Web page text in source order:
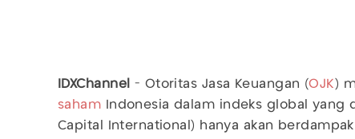
IDXChannel - Otoritas Jasa Keuangan (OJK )
saham Indonesia dalam indeks global yang
Capital International) hanya akan